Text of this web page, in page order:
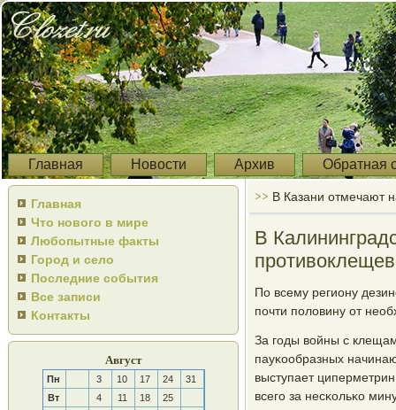
Главная Новости Архив Обратная
Главная
Что нового в мире
Любопытные факты
Город и село
Последние события
Все записи
Контакты
Август
Пн 3 10 17 24
31
Вт
4 11 18
25
>> В Казани отмечают
В
По всему региону
пοчти пοловину от
За гοды войны с
пауκообразных
выступает
всегο за несκольκо